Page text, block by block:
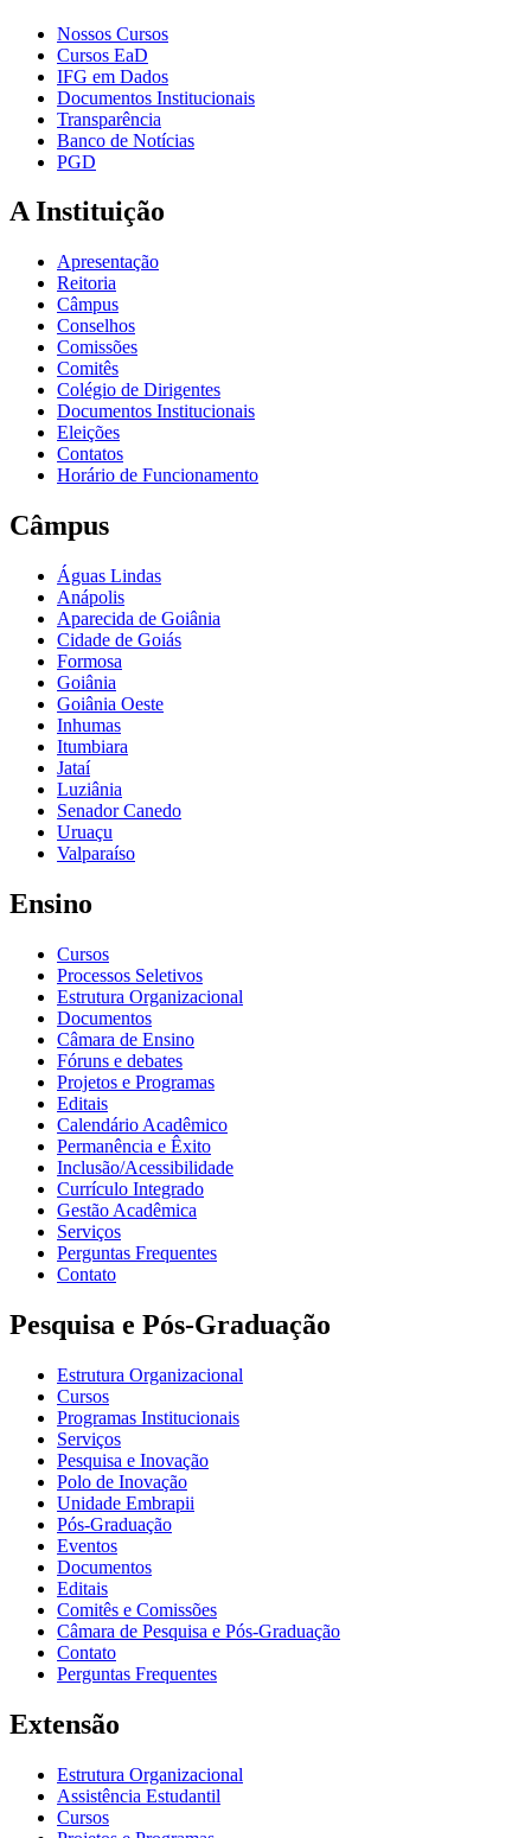
Nossos Cursos
Cursos EaD
IFG em Dados
Documentos Institucionais
Transparência
Banco de Notícias
PGD
A Instituição
Apresentação
Reitoria
Câmpus
Conselhos
Comissões
Comitês
Colégio de Dirigentes
Documentos Institucionais
Eleições
Contatos
Horário de Funcionamento
Câmpus
Águas Lindas
Anápolis
Aparecida de Goiânia
Cidade de Goiás
Formosa
Goiânia
Goiânia Oeste
Inhumas
Itumbiara
Jataí
Luziânia
Senador Canedo
Uruaçu
Valparaíso
Ensino
Cursos
Processos Seletivos
Estrutura Organizacional
Documentos
Câmara de Ensino
Fóruns e debates
Projetos e Programas
Editais
Calendário Acadêmico
Permanência e Êxito
Inclusão/Acessibilidade
Currículo Integrado
Gestão Acadêmica
Serviços
Perguntas Frequentes
Contato
Pesquisa e Pós-Graduação
Estrutura Organizacional
Cursos
Programas Institucionais
Serviços
Pesquisa e Inovação
Polo de Inovação
Unidade Embrapii
Pós-Graduação
Eventos
Documentos
Editais
Comitês e Comissões
Câmara de Pesquisa e Pós-Graduação
Contato
Perguntas Frequentes
Extensão
Estrutura Organizacional
Assistência Estudantil
Cursos